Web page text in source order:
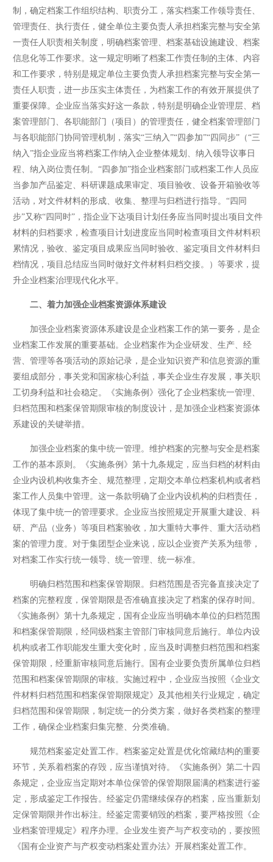
制，确定档案工作组织结构、职责分工，落实档案工作领导责任、
管理责任、执行责任，健全单位主要负责人承担档案完整与安全第
一责任人职责相关制度，明确档案管理、档案基础设施建设、档案
信息化等工作要求。这一规定明晰了档案工作责任制的主体、内容
和工作要求，特别是规定单位主要负责人承担档案完整与安全第一
责任人职责，进一步压实主体责任，为档案工作的有效开展提供了
重要保障。企业应当落实好这一条款，特别是明确企业管理层、档
案管理部门、各职能部门（项目）的管理责任，健全档案管理部门
与各职能部门协同管理机制，落实“三纳入”“四参加”“四同步”（“三
纳入”指企业应当将档案工作纳入企业整体规划、纳入领导议事日
程、纳入岗位责任制。“四参加”指企业档案部门或档案工作人员应
当参加产品鉴定、科研课题成果审定、项目验收、设备开箱验收等
活动，对文件材料的形成、收集、整理与归档进行指导。“四同
步”又称“四同时”，指企业下达项目计划任务应当同时提出项目文件
材料的归档要求，检查项目计划进度应当同时检查项目文件材料积
累情况，验收、鉴定项目成果应当同时验收、鉴定项目文件材料归
档情况，项目总结应当同时做好文件材料归档交接。）等要求，提
升企业档案治理现代化水平。
二、着力加强企业档案资源体系建设
加强企业档案资源体系建设是企业档案工作的第一要务，是企
业档案工作发展的重要基础。企业档案作为企业研发、生产、经
营、管理等各项活动的原始记录，是企业知识资产和信息资源的重
要组成部分，事关党和国家核心利益，事关企业生存发展，事关职
工切身利益和社会稳定。《实施条例》强化了企业档案统一管理、
归档范围和档案保管期限审核的制度设计，是加强企业档案资源体
系建设的关键举措。
加强企业档案的集中统一管理。维护档案的完整与安全是档案
工作的基本原则。《实施条例》第十九条规定，应当归档的材料由
企业内设机构收集齐全、规范整理，定期交本单位档案机构或者档
案工作人员集中管理。这一条款明确了企业内设机构的归档责任，
体现了集中统一的管理要求。企业应当按照规定开展重大建设、科
研、产品（业务）等项目档案验收，加大重特大事件、重大活动档
案的管理力度。对于集团型企业来说，应以企业资产关系为纽带，
对档案工作实行统一领导、统一管理、统一标准。
明确归档范围和档案保管期限。归档范围是否完备直接决定了
档案的完整程度，保管期限是否准确直接决定了档案的保存时间。
《实施条例》第十九条规定，国有企业应当明确本单位的归档范围
和档案保管期限，经同级档案主管部门审核同意后施行。单位内设
机构或者工作职能发生重大变化时，应当及时调整归档范围和档案
保管期限，经重新审核同意后施行。国有企业要负责所属单位归档
范围和档案保管期限的审核。实施过程中，企业应当按照《企业文
件材料归档范围和档案保管期限规定》及其他相关行业规定，确定
归档范围和保管期限，制定统一的分类方案，做好各类档案的整理
工作，确保企业档案归集完整、分类准确。
规范档案鉴定处置工作。档案鉴定处置是优化馆藏结构的重要
环节，关系着档案的存毁，应当谨慎对待。《实施条例》第二十四
条规定，企业应当定期对本单位保管的保管期限届满的档案进行鉴
定，形成鉴定工作报告。经鉴定仍需继续保存的档案，应当重新划
定保管期限并作出标注。经鉴定需要销毁的档案，要严格按照《企
业档案管理规定》程序办理。企业发生资产与产权变动的，要按照
《国有企业资产与产权变动档案处置办法》开展档案处置工作。